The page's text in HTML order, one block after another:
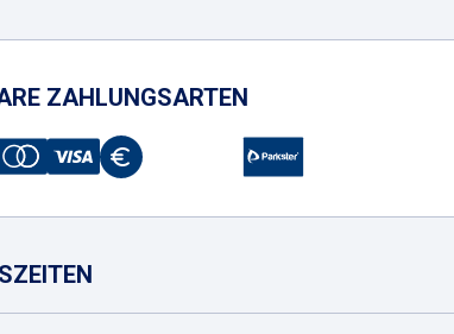
ZAHLUNGSARTEN